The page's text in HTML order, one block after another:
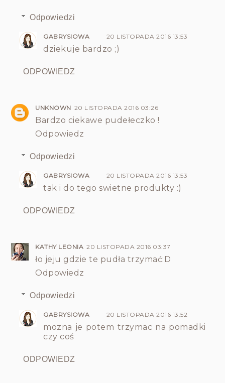
Odpowiedzi
GABRYSIOWA 20 LISTOPADA 2016 13:53
dziekuje bardzo ;)
ODPOWIEDZ
UNKNOWN 20 LISTOPADA 2016 03:26
Bardzo ciekawe pudełeczko !
Odpowiedz
Odpowiedzi
GABRYSIOWA 20 LISTOPADA 2016 13:53
tak i do tego swietne produkty :)
ODPOWIEDZ
KATHY LEONIA 20 LISTOPADA 2016 03:37
ło jeju gdzie te pudła trzymać:D
Odpowiedz
Odpowiedzi
GABRYSIOWA 20 LISTOPADA 2016 13:52
mozna je potem trzymac na pomadki
czy coś
ODPOWIEDZ